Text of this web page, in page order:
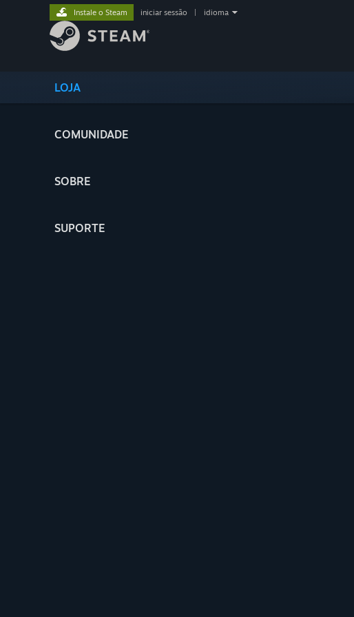
LOJA
COMUNIDADE
SOBRE
SUPORTE
Instale o Steam iniciar sessão idioma